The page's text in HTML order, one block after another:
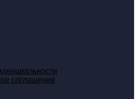
соглашение